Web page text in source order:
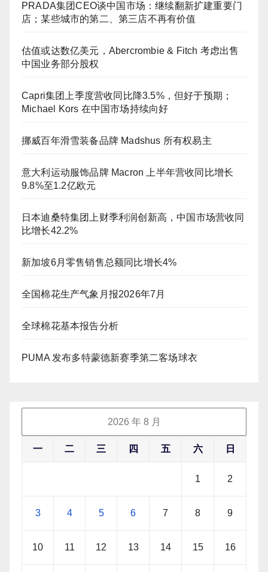
PRADA集团CEO谈中国市场：继续翻新扩建重要门
店；某些城市的第二、第三店不再有价值
估值或达数亿美元，Abercrombie & Fitch 考虑出售
中国业务部分股权
Capri集团上季度营收同比降3.5%，但好于预期；
Michael Kors 在中国市场持续向好
挪威百年滑雪装备品牌 Madshus 所有权易主
意大利运动服饰品牌 Macron 上半年营收同比增长
9.8%至1.2亿欧元
日本迪桑特集团上财季利润创新高，中国市场营收同
比增长42.2%
新加坡6月零售销售总额同比增长4%
全国棉花生产气象月报2026年7月
全球棉花基本报告分析
PUMA 发布多特蒙德新赛季第二客场球衣
2026 年 8 月
一 二 三 四 五 六 日
1 2
3 4 5 6 7 8 9
10 11 12 13 14 15 16